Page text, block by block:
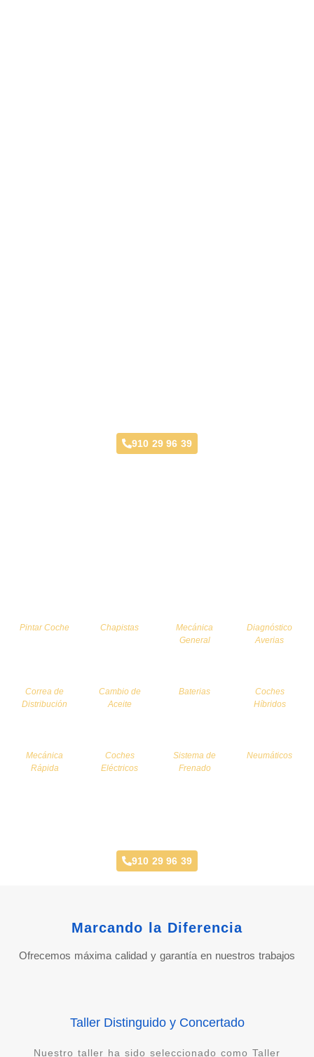
910 29 96 39
Pintar Coche Chapistas
Mecánica
General
Diagnóstico
Averias
Correa de
Distribución
Cambio de
Aceite
Baterias
Coches
Híbridos
Mecánica
Rápida
Coches
Eléctricos
Sistema de
Frenado
Neumáticos
910 29 96 39
Marcando la Diferencia
Ofrecemos máxima calidad y garantía en nuestros trabajos
Taller Distinguido y Concertado
Nuestro taller ha sido seleccionado como Taller